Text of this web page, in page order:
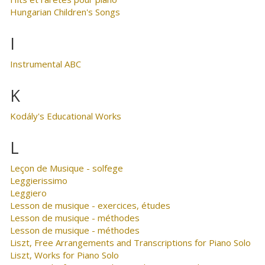
Hungarian Children's Songs
I
Instrumental ABC
K
Kodály's Educational Works
L
Leçon de Musique - solfege
Leggierissimo
Leggiero
Lesson de musique - exercices, études
Lesson de musique - méthodes
Lesson de musique - méthodes
Liszt, Free Arrangements and Transcriptions for Piano Solo
Liszt, Works for Piano Solo